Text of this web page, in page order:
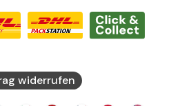
widerrufen